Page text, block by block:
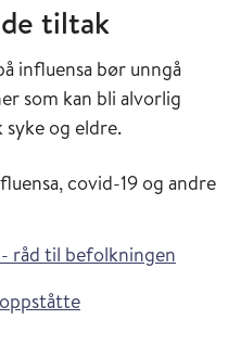
tiltak
influensa bør unngå
som kan bli alvorlig
syke og eldre.
covid-19 og andre
råd til befolkningen